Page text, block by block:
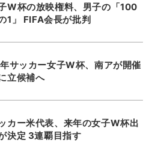
W杯の放映権料、男子の「100
1」 FIFA会長が批判
サッカー女子W杯、南アが開催
立候補へ
カー米代表、来年の女子W杯出
決定 3連覇目指す